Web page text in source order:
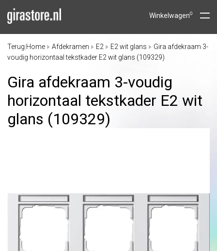
Winkelwagen0
Terug Home Afdekramen E2 E2 wit glans
Gira afdekraam 3-
voudig horizontaal tekstkader E2 wit glans (109329)
Gira afdekraam 3-voudig
horizontaal tekstkader E2 wit
glans (109329)